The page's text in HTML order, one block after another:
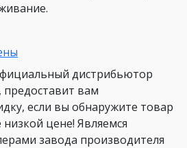
дистрибьютор
предоставит вам
если вы обнаружите товар
цене! Являемся
завода производителя